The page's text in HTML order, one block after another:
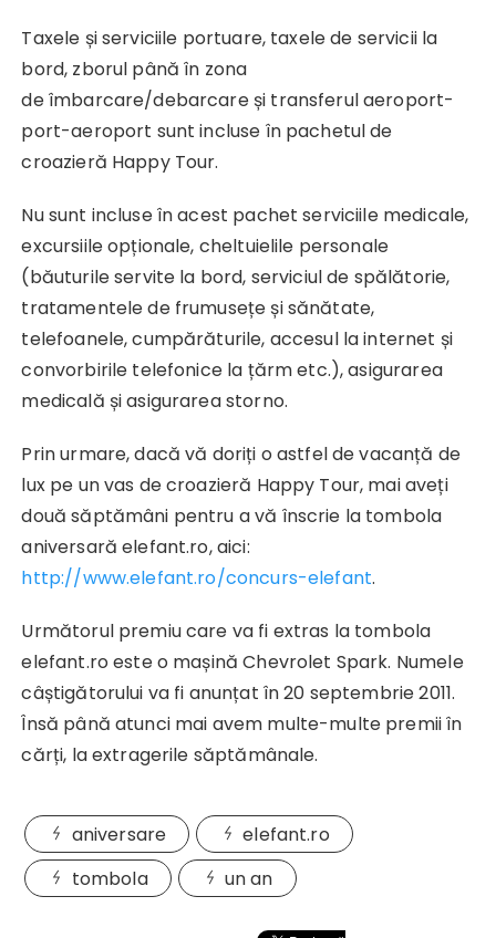
Taxele și serviciile portuare, taxele de servicii la
bord, zborul până în zona
de îmbarcare/debarcare și transferul aeroport-
port-aeroport sunt incluse în pachetul de
croazieră Happy Tour.
Nu sunt incluse în acest pachet serviciile medicale,
excursiile opționale, cheltuielile personale
(băuturile servite la bord, serviciul de spălătorie,
tratamentele de frumusețe și sănătate,
telefoanele, cumpărăturile, accesul la internet și
convorbirile telefonice la țărm etc.), asigurarea
medicală și asigurarea storno.
Prin urmare, dacă vă doriți o astfel de vacanță de
lux pe un vas de croazieră Happy Tour, mai aveți
două săptămâni pentru a vă înscrie la tombola
aniversară elefant.ro, aici:
http://www.elefant.ro/concurs-elefant.
Următorul premiu care va fi extras la tombola
elefant.ro este o mașină Chevrolet Spark. Numele
câștigătorului va fi anunțat în 20 septembrie 2011.
Însă până atunci mai avem multe-multe premii în
cărți, la extragerile săptămânale.
aniversare
elefant.ro
tombola
un an